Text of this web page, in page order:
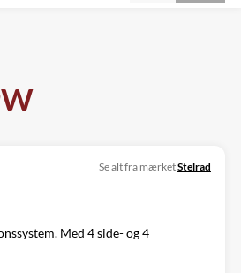
Se alt fra mærketStelrad
Med 4 side- og 4